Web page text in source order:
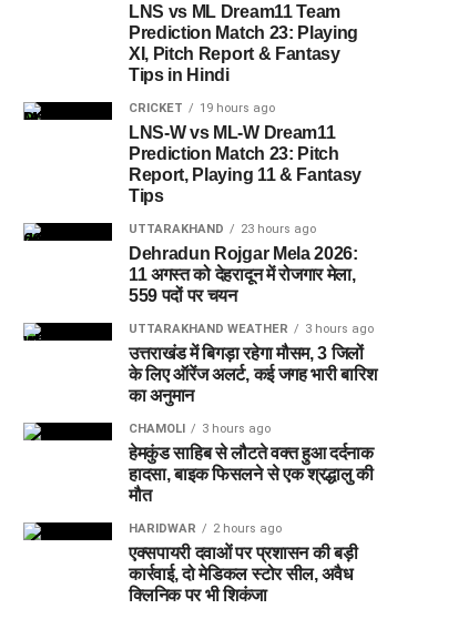
LNS vs ML Dream11 Team
Prediction Match 23: Playing
XI, Pitch Report & Fantasy
Tips in Hindi
CRICKET 19 hours ago
LNS-W vs ML-W Dream11
Prediction Match 23: Pitch
Report, Playing 11 & Fantasy
Tips
UTTARAKHAND 23 hours ago
Dehradun Rojgar Mela 2026:
11 अगस्त को देहरादून में रोजगार मेला,
559 पदों पर चयन
UTTARAKHAND WEATHER 3 hours ago
उत्तराखंड में बिगड़ा रहेगा मौसम, 3 जिलों
के लिए ऑरेंज अलर्ट, कई जगह भारी बारिश
का अनुमान
CHAMOLI 3 hours ago
हेमकुंड साहिब से लौटते वक्त हुआ दर्दनाक
हादसा, बाइक फिसलने से एक श्रद्धालु की
मौत
HARIDWAR 2 hours ago
एक्सपायरी दवाओं पर प्रशासन की बड़ी
कार्रवाई, दो मेडिकल स्टोर सील, अवैध
क्लिनिक पर भी शिकंजा